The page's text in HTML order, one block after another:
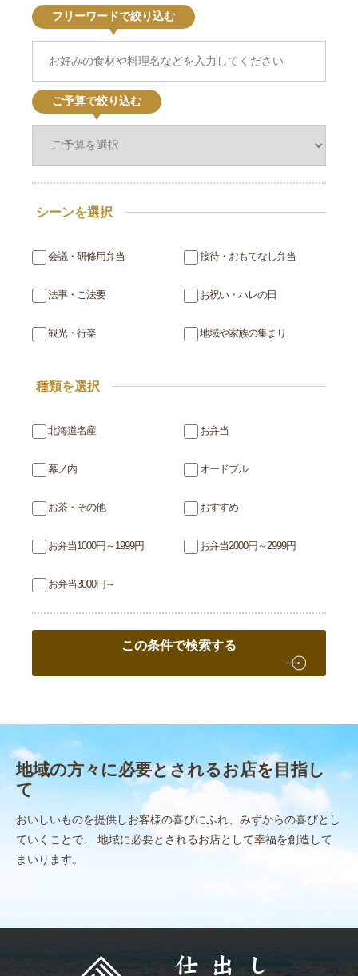
フリーワードで絞り込む
ご予算で絞り込む
シーンを選択
会議・研修用弁当 接待・おもてなし弁当
法事・ご法要 お祝い・ハレの日
観光・行楽 地域や家族の集まり
種類を選択
北海道名産 お弁当
幕ノ内 オードブル
お茶・その他 おすすめ
お弁当1000円～1999円 お弁当2000円～2999円
お弁当3000円～
この条件で検索する
地域の方々に必要とされるお店を目指し
て
おいしいものを提供しお客様の喜びにふれ、みずからの喜びとし
ていくことで、
地域に必要とされるお店として幸福を創造して
まいります。